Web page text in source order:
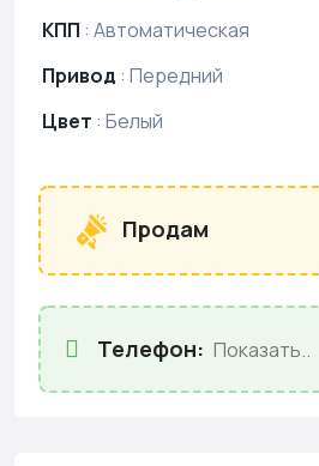
КПП : Автоматическая
Привод : Передний
Цвет : Белый
Продам
Телефон: Показать..